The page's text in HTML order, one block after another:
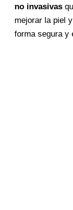
no invasivas
mejorar la piel
forma segura y